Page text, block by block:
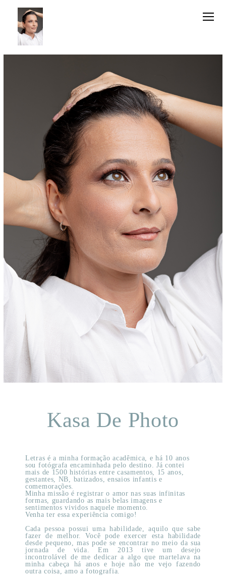
Kasa De Photo
Letras é a minha formação acadêmica, e há 10 anos
sou fotógrafa encaminhada pelo destino. Já contei
mais de 1500 histórias entre casamentos, 15 anos,
gestantes, NB, batizados, ensaios infantis e
comemorações.
Minha missão é registrar o amor nas suas infinitas
formas, guardando as mais belas imagens e
sentimentos vividos naquele momento.
Venha ter essa experiência comigo!
Cada pessoa possui uma habilidade, aquilo que sabe
fazer de melhor. Você pode exercer esta habilidade
desde pequeno, mas pode se encontrar no meio da sua
jornada de vida. Em 2013 tive um desejo
incontrolável de me dedicar a algo que martelava na
minha cabeça há anos e hoje não me vejo fazendo
outra coisa, amo a fotografia.